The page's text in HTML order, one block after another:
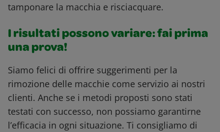
tamponare la macchia e risciacquare.
I risultati possono variare: fai prima
una prova!
Siamo felici di offrire suggerimenti per la
rimozione delle macchie come servizio ai nostri
clienti. Anche se i metodi proposti sono stati
testati con successo, non possiamo garantirne
l’efficacia in ogni situazione. Ti consigliamo di